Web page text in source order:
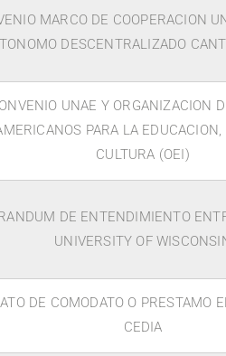
MARCO DE COOPERACION
DESCENTRALIZADO
UNAE Y ORGANIZACION
PARA LA
CULTURA (OEI)
DE ENTENDIMIENTO
UNIVERSITY OF
DE COMODATO O PRESTAMO
CEDIA